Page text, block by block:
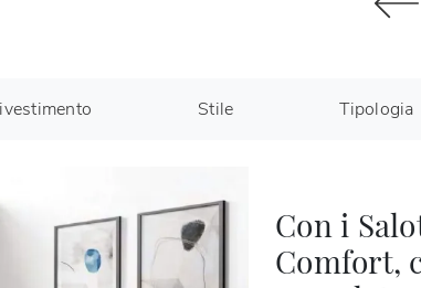
Stile Tipologia
Con i
Comfort,